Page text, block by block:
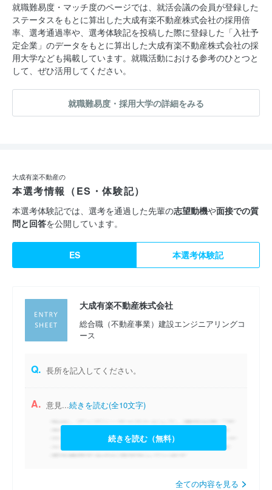
就職難易度・マッチ度のページでは、就活会議の会員が登録した
ステータスをもとに算出した大成有楽不動産株式会社の採用倍
率、選考通過率や、選考体験記を投稿した際に登録した「入社予
定企業」のデータをもとに算出した大成有楽不動産株式会社の採
用大学なども掲載しています。就職活動における参考のひとつと
して、ぜひ活用してください。
就職難易度・採用大学の詳細をみる
大成有楽不動産の
本選考情報（ES・体験記）
本選考体験記では、選考を通過した先輩の志望動機や面接での質
問と回答を公開しています。
ES 本選考体験記
大成有楽不動産株式会社
総合職（不動産事業）建設エンジニアリングコ
ース
Q. 長所を記入してください。
A. 意見...続きを読む(全10文字)
続きを読む（無料）
全ての内容を見る